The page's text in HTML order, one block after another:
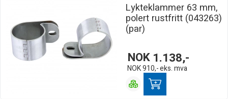
Lykteklammer 63 mm,
polert rustfritt (043263)
(par)
NOK 1.138,-
NOK910,-eks. mva